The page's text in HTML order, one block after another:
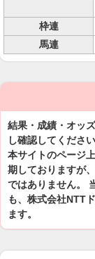
枠連
馬連
結果・成績・オッ
し確認してください
本サイトのページ
期しておりますが
ではありません。
も、株式会社NTT
ます。